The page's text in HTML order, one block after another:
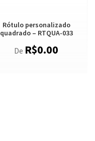
Rótulo personalizado
quadrado – RTQUA-033
De R$0.00